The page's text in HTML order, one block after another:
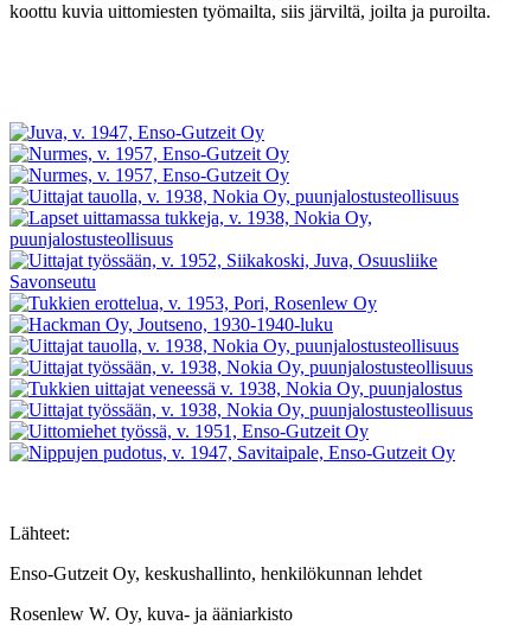
koottu kuvia uittomiesten työmailta, siis järviltä, joilta ja puroilta.
Lähteet:
Enso-Gutzeit Oy, keskushallinto, henkilökunnan lehdet
Rosenlew W. Oy, kuva- ja ääniarkisto